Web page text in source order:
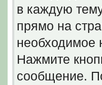
в каждую
прямо на
необходимое
Нажмите
сообщение.